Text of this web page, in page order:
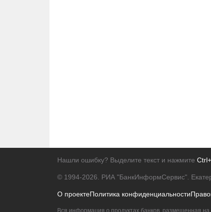
Нашли ошибку? Выделите текст и нажмите
© 1994-2026. РИА "БанкИнформСервис".
О проектеПолитика конфиденциальности
Вся информация о продуктах банков, размещенная